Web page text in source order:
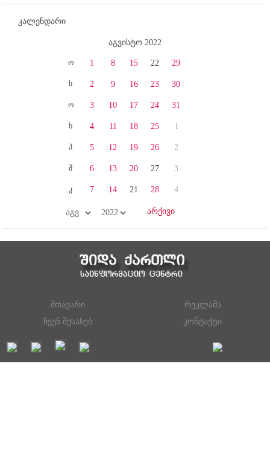
კალენდარი
აგვისტო 2022
ო
ს
ო
ხ
პ
შ
კ
1
2
3
4
5
6
7
8
9
10
11
12
13
14
15
16
17
18
19
20
21
22
23
24
25
26
27
28
29
30
31
1
2
3
4
მთავარი
რეკლამა
ჩვენ შესახებ
კონტაქტი